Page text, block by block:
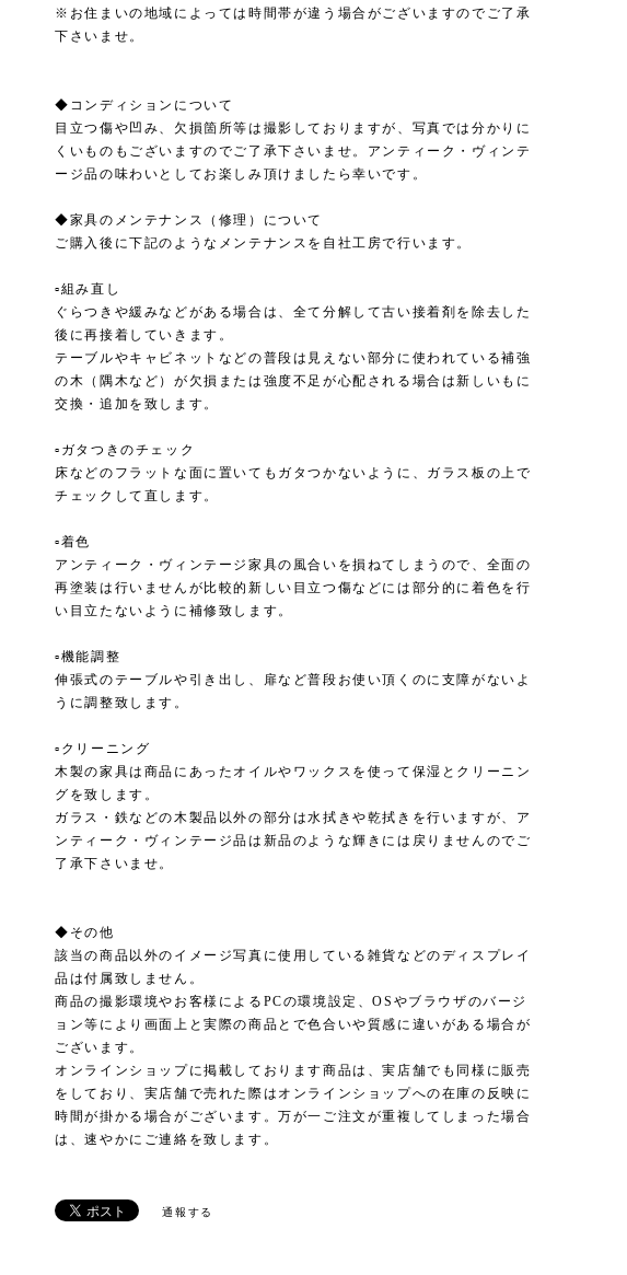
※お住まいの地域によっては時間帯が違う場合がございますのでご了承
下さいませ。
◆コンディションについて
目立つ傷や凹み、欠損箇所等は撮影しておりますが、写真では分かりに
くいものもございますのでご了承下さいませ。アンティーク・ヴィンテ
ージ品の味わいとしてお楽しみ頂けましたら幸いです。
◆家具のメンテナンス（修理）について
ご購入後に下記のようなメンテナンスを自社工房で行います。
▫︎組み直し
ぐらつきや緩みなどがある場合は、全て分解して古い接着剤を除去した
後に再接着していきます。
テーブルやキャビネットなどの普段は見えない部分に使われている補強
の木（隅木など）が欠損または強度不足が心配される場合は新しいもに
交換・追加を致します。
▫︎ガタつきのチェック
床などのフラットな面に置いてもガタつかないように、ガラス板の上で
チェックして直します。
▫︎着色
アンティーク・ヴィンテージ家具の風合いを損ねてしまうので、全面の
再塗装は行いませんが比較的新しい目立つ傷などには部分的に着色を行
い目立たないように補修致します。
▫︎機能調整
伸張式のテーブルや引き出し、扉など普段お使い頂くのに支障がないよ
うに調整致します。
▫︎クリーニング
木製の家具は商品にあったオイルやワックスを使って保湿とクリーニン
グを致します。
ガラス・鉄などの木製品以外の部分は水拭きや乾拭きを行いますが、ア
ンティーク・ヴィンテージ品は新品のような輝きには戻りませんのでご
了承下さいませ。
◆その他
該当の商品以外のイメージ写真に使用している雑貨などのディスプレイ
品は付属致しません。
商品の撮影環境やお客様によるPCの環境設定、OSやブラウザのバージ
ョン等により画面上と実際の商品とで色合いや質感に違いがある場合が
ございます。
オンラインショップに掲載しております商品は、実店舗でも同様に販売
をしており、実店舗で売れた際はオンラインショップへの在庫の反映に
時間が掛かる場合がございます。万が一ご注文が重複してしまった場合
は、速やかにご連絡を致します。
通報する